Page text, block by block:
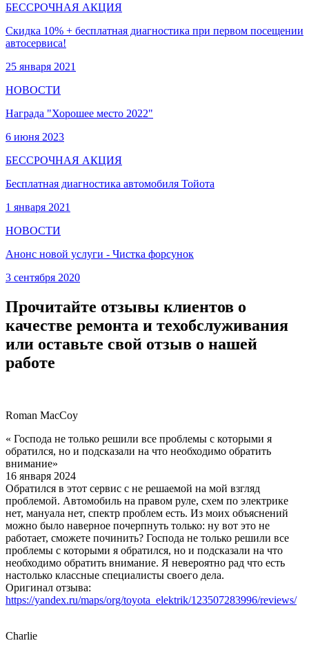
БЕССРОЧНАЯ АКЦИЯ
Скидка 10% + бесплатная диагностика при первом посещении
автосервиса!
25 января 2021
НОВОСТИ
Награда "Хорошее место 2022"
6 июня 2023
БЕССРОЧНАЯ АКЦИЯ
Бесплатная диагностика автомобиля Тойота
1 января 2021
НОВОСТИ
Анонс новой услуги - Чистка форсунок
3 сентября 2020
Прочитайте отзывы клиентов о
качестве ремонта и техобслуживания
или оставьте свой отзыв о нашей
работе
Roman MacCoy
« Господа не только решили все проблемы с которыми я
обратился, но и подсказали на что необходимо обратить
внимание»
16 января 2024
Обратился в этот сервис с не решаемой на мой взгляд
проблемой. Автомобиль на правом руле, схем по электрике
нет, мануала нет, спектр проблем есть. Из моих объяснений
можно было наверное почерпнуть только: ну вот это не
работает, сможете починить? Господа не только решили все
проблемы с которыми я обратился, но и подсказали на что
необходимо обратить внимание. Я невероятно рад что есть
настолько классные специалисты своего дела.
Оригинал отзыва:
https://yandex.ru/maps/org/toyota_elektrik/123507283996/reviews/
Charlie